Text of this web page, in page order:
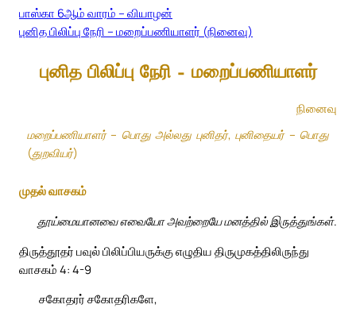
பாஸ்கா 6ஆம் வாரம் – வியாழன்
புனித பிலிப்பு நேரி – மறைப்பணியாளர் (நினைவு)
புனித பிலிப்பு நேரி – மறைப்பணியாளர்
நினைவு
மறைப்பணியாளர் – பொது அல்லது புனிதர், புனிதையர் – பொது
(துறவியர்)
முதல் வாசகம்
தூய்மையானவை எவையோ அவற்றையே மனத்தில் இருத்துங்கள்.
திருத்தூதர் பவுல் பிலிப்பியருக்கு எழுதிய திருமுகத்திலிருந்து
வாசகம் 4: 4-9
சகோதரர் சகோதரிகளே,